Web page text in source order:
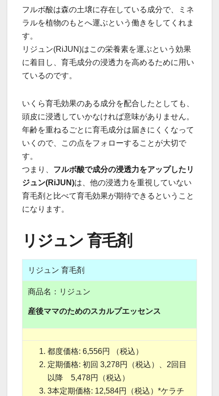
フルボ酸は森の土壌に存在している成分で、ミネ
ラルを植物のもとへ運ぶという働きをしてくれま
す。
リジュン(RiJUN)はこの栄養素を運ぶという効果
に着目し、育毛成分の浸透力を高めるために用い
ているのです。
いくら育毛効果のある成分を配合したとしても、
頭皮に浸透していかなければ意味がありません。
年齢を重ねるごとに育毛成分は届きにくくなって
いくので、この点をフォローすることが大切で
す。
つまり、 フルボ酸で成分の浸透力をアップしたリ
ジュン(RiJUN)は、他の浸透力を重視していない
育毛剤と比べて育毛効果が期待できるということ
になります。
リジュン 育毛剤
リジュン 育毛剤
商品名：リジュン
産後ママのためのスカルプエッセンス
都度価格: 6,556円 （税込）
定期価格: 初回 3,278円（税込）、2回目
以降 5,478円（税込）
3本定期価格: 12,584円（税込）*ケラチ